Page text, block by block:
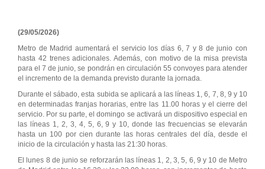
(29/05/2026)
Metro de Madrid aumentará el servicio los días 6, 7 y 8 de junio con
hasta 42 trenes adicionales. Además, con motivo de la misa prevista
para el 7 de junio, se pondrán en circulación 55 convoyes para atender
el incremento de la demanda previsto durante la jornada.
Durante el sábado, esta subida se aplicará a las líneas 1, 6, 7, 8, 9 y 10
en determinadas franjas horarias, entre las 11.00 horas y el cierre del
servicio. Por su parte, el domingo se activará un dispositivo especial en
las líneas 1, 2, 3, 4, 5, 6, 9 y 10, donde las frecuencias se elevarán
hasta un 100 por cien durante las horas centrales del día, desde el
inicio de la circulación y hasta las 21:30 horas.
El lunes 8 de junio se reforzarán las líneas 1, 2, 3, 5, 6, 9 y 10 de Metro